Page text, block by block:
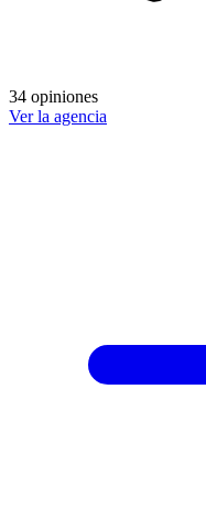
34 opiniones
Ver la agencia